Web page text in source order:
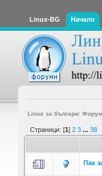
Linux-BG Начало
Linux за българи:
Страници: [1] 2 3 ... 38
Пак